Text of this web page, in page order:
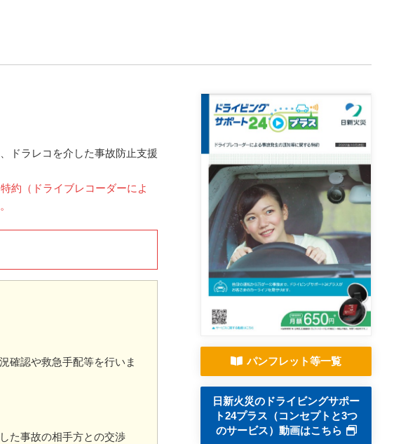
ドラレコを介した事故防止支援
約（ドライブレコーダーによ
確認や救急手配等を行いま
た事故の相手方との交渉
パンフレット等一覧
日新火災のドライビングサポー
ト24プラス（コンセプトと3つ
のサービス）動画はこちら